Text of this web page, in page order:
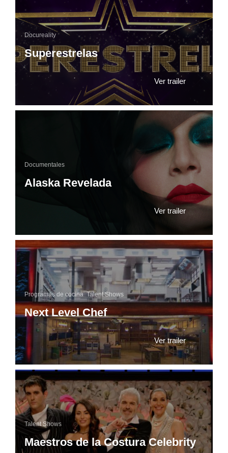
Superestrelas
Docureality
Ver trailer
Alaska Revelada
Documentales
Ver trailer
Next Level Chef
Programas de cocina,Talent Shows
Ver trailer
Maestros de la Costura Celebrity
Talent Shows